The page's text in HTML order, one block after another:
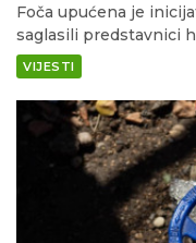
Foča upućena je
saglasili predstavnici
VIJESTI